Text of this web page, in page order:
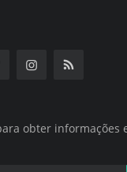
obter informações